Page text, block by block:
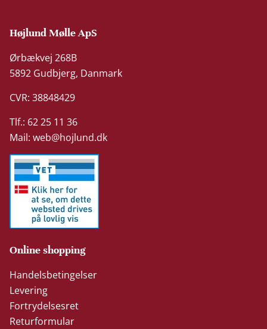
Højlund Mølle ApS
Ørbækvej 268B
5892 Gudbjerg, Danmark
CVR: 38848429
Tlf.: 62 25 11 36
Mail:web@hojlund.dk
Online shopping
Handelsbetingelser
Levering
Fortrydelsesret
Returformular